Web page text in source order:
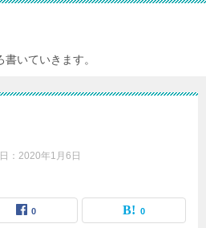
いていきます。
： 2020年1月6日
0 0